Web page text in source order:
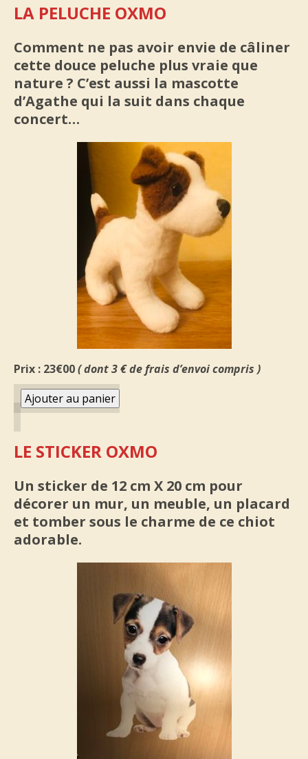
LA PELUCHE OXMO
Comment ne pas avoir envie de câliner
cette douce peluche plus vraie que
nature ? C’est aussi la mascotte
d’Agathe qui la suit dans chaque
concert…
Prix : 23€00( dont 3 € de frais d’envoi compris )
LE STICKER OXMO
Un sticker de 12 cm X 20 cm pour
décorer un mur, un meuble, un placard
et tomber sous le charme de ce chiot
adorable.